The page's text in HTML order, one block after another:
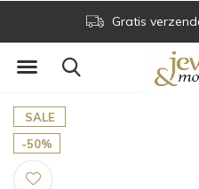
Gratis
SALE
-50%